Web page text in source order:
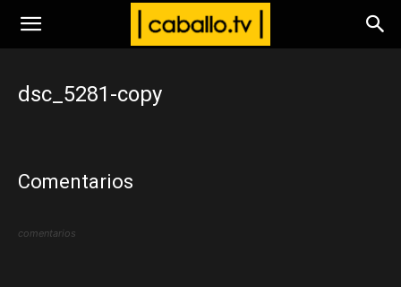
www.caballo.tv
dsc_5281-copy
Comentarios
comentarios